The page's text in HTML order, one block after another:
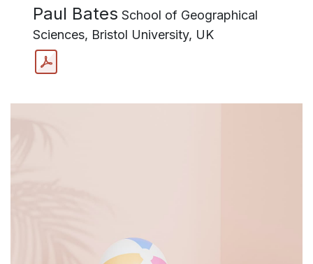
Paul Bates School of Geographical
Sciences, Bristol University, UK